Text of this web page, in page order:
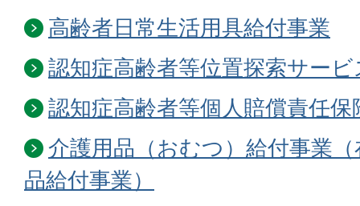
高齢者日常生活用具給付事業
認知症高齢者等位置探索サー
認知症高齢者等個人賠償責任保
介護用品（おむつ）給付事業
品給付事業）